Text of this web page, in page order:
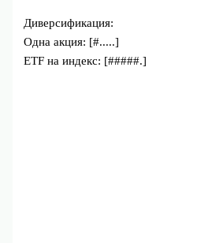
Диверсификация:
Одна акция: [#.....]
ETF на индекс: [#####.]